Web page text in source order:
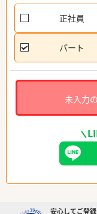
正社員
パート
未入力
安心してご登